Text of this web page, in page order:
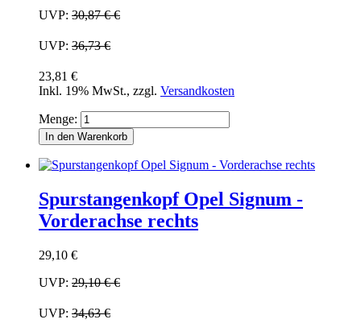
UVP: 30,87 €€
UVP: 36,73 €
23,81 €
Inkl. 19% MwSt., zzgl. Versandkosten
Menge:
In den Warenkorb
Spurstangenkopf Opel Signum -
Vorderachse rechts
29,10 €
UVP: 29,10 €€
UVP: 34,63 €